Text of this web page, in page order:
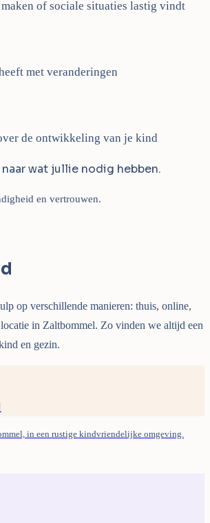
of sociale situaties lastig vindt
met veranderingen
de ontwikkeling van je kind
wat jullie nodig hebben.
en vertrouwen.
op verschillende manieren: thuis, online,
in Zaltbommel. Zo vinden we altijd een
en gezin.
in een rustige kindvriendelijke omgeving.